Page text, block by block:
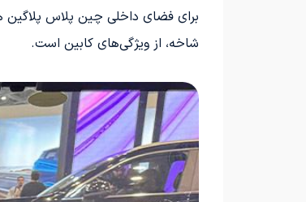
شاخه، از ویژگی‌های کابین است.